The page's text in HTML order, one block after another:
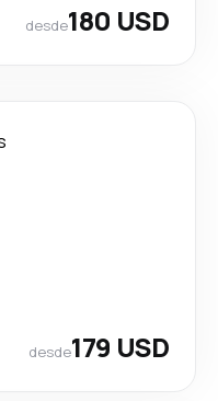
desde180 USD
desde179 USD